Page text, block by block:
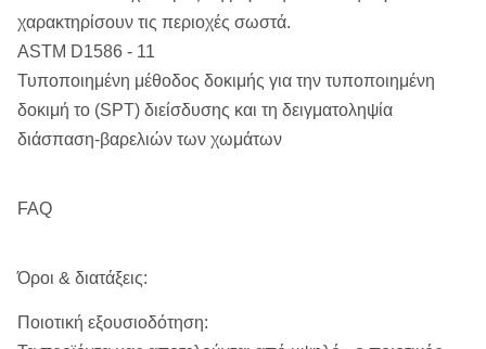
χαρακτηρίσουν τις περιοχές σωστά.
ASTM D1586 - 11
Τυποποιημένη μέθοδος δοκιμής για την τυποποιημένη
δοκιμή το (SPT) διείσδυσης και τη δειγματοληψία
διάσπαση-βαρελιών των χωμάτων
FAQ
Όροι & διατάξεις:
Ποιοτική εξουσιοδότηση: